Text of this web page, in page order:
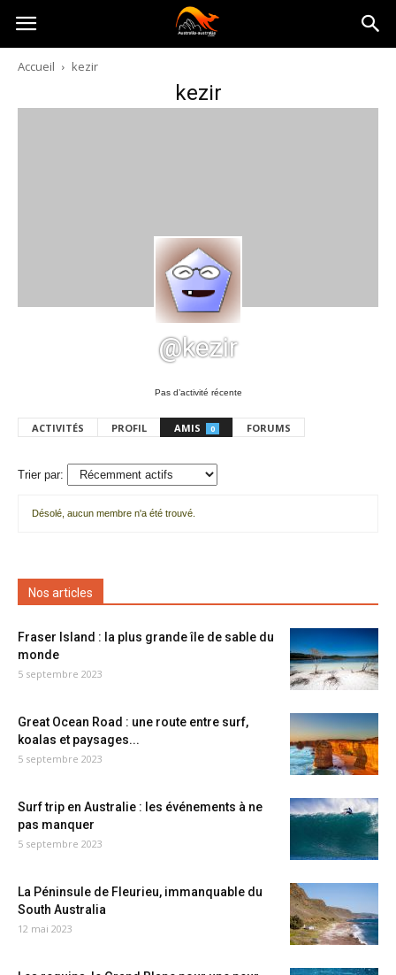
Australia-
australie.com
Accueil kezir
kezir
@kezir
Pas d’activité récente
ACTIVITÉS PROFIL AMIS 0 FORUMS
Trier par:
amis
Désolé, aucun membre n'a été trouvé.
Nos articles
Fraser Island : la plus grande île de sable du
monde
5 septembre 2023
Great Ocean Road : une route entre surf,
koalas et paysages...
5 septembre 2023
Surf trip en Australie : les événements à ne
pas manquer
5 septembre 2023
La Péninsule de Fleurieu, immanquable du
South Australia
12 mai 2023